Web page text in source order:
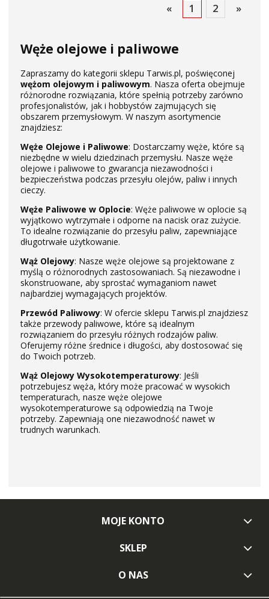
« 1 2 »
Węże olejowe i paliwowe
Zapraszamy do kategorii sklepu Tarwis.pl, poświęconej
wężom olejowym i paliwowym. Nasza oferta obejmuje
różnorodne rozwiązania, które spełnią potrzeby zarówno
profesjonalistów, jak i hobbystów zajmujących się
obszarem przemysłowym. W naszym asortymencie
znajdziesz:
Węże Olejowe i Paliwowe: Dostarczamy węże, które są
niezbędne w wielu dziedzinach przemysłu. Nasze węże
olejowe i paliwowe to gwarancja niezawodności i
bezpieczeństwa podczas przesyłu olejów, paliw i innych
cieczy.
Węże Paliwowe w Oplocie: Węże paliwowe w oplocie są
wyjątkowo wytrzymałe i odporne na nacisk oraz zużycie.
To idealne rozwiązanie do przesyłu paliw, zapewniające
długotrwałe użytkowanie.
Wąż Olejowy: Nasze węże olejowe są projektowane z
myślą o różnorodnych zastosowaniach. Są niezawodne i
skonstruowane, aby sprostać wymaganiom nawet
najbardziej wymagających projektów.
Przewód Paliwowy: W ofercie sklepu Tarwis.pl znajdziesz
także przewody paliwowe, które są idealnym
rozwiązaniem do przesyłu różnych rodzajów paliw.
Oferujemy różne średnice i długości, aby dostosować się
do Twoich potrzeb.
Wąż Olejowy Wysokotemperaturowy: Jeśli
potrzebujesz węża, który może pracować w wysokich
temperaturach, nasze węże olejowe
wysokotemperaturowe są odpowiedzią na Twoje
potrzeby. Zapewniają one niezawodność nawet w
trudnych warunkach.
MOJE KONTO
SKLEP
O NAS